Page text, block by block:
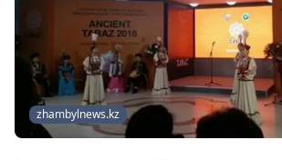
zhambylnews.kz